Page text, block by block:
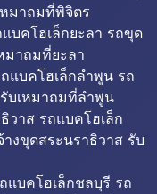
หมาถมที่พิจิตร
บคโฮเล็กยะลา รถขุด
มาถมที่ยะลา
แบคโฮเล็กลำพูน รถ
บเหมาถมที่ลำพูน
วาส รถแบคโฮเล็ก
งขุดสระนราธิวาส รับ
แบคโฮเล็กชลบุรี รถ